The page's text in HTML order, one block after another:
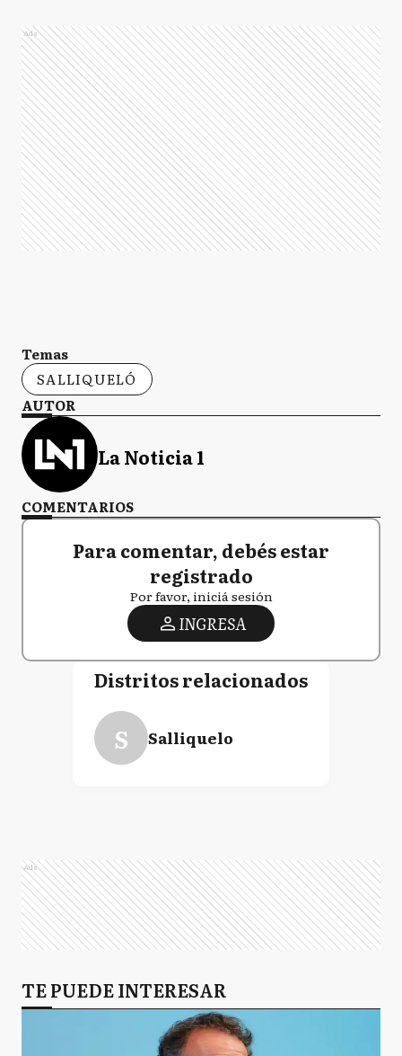
Ads
Temas
SALLIQUELÓ
AUTOR
La Noticia 1
COMENTARIOS
Para comentar, debés estar
registrado
Por favor, iniciá sesión
INGRESA
Distritos relacionados
S Salliquelo
Ads
TE PUEDE INTERESAR